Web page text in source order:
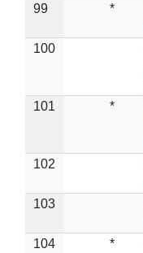
99 *
100
101 *
102
103
104 *